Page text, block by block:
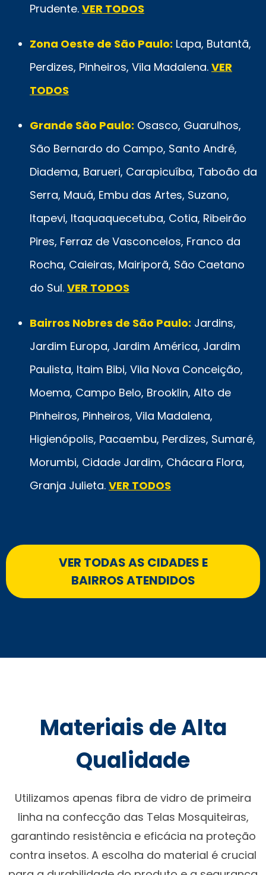
Prudente. VER TODOS
Zona Oeste de São Paulo: Lapa, Butantã,
Perdizes, Pinheiros, Vila Madalena. VER
TODOS
Grande São Paulo: Osasco, Guarulhos,
São Bernardo do Campo, Santo André,
Diadema, Barueri, Carapicuíba, Taboão da
Serra, Mauá, Embu das Artes, Suzano,
Itapevi, Itaquaquecetuba, Cotia, Ribeirão
Pires, Ferraz de Vasconcelos, Franco da
Rocha, Caieiras, Mairiporã, São Caetano
do Sul. VER TODOS
Bairros Nobres de São Paulo: Jardins,
Jardim Europa, Jardim América, Jardim
Paulista, Itaim Bibi, Vila Nova Conceição,
Moema, Campo Belo, Brooklin, Alto de
Pinheiros, Pinheiros, Vila Madalena,
Higienópolis, Pacaembu, Perdizes, Sumaré,
Morumbi, Cidade Jardim, Chácara Flora,
Granja Julieta. VER TODOS
VER TODAS AS CIDADES E
BAIRROS ATENDIDOS
Materiais de Alta
Qualidade
Utilizamos apenas fibra de vidro de primeira
linha na confecção das Telas Mosquiteiras,
garantindo resistência e eficácia na proteção
contra insetos. A escolha do material é crucial